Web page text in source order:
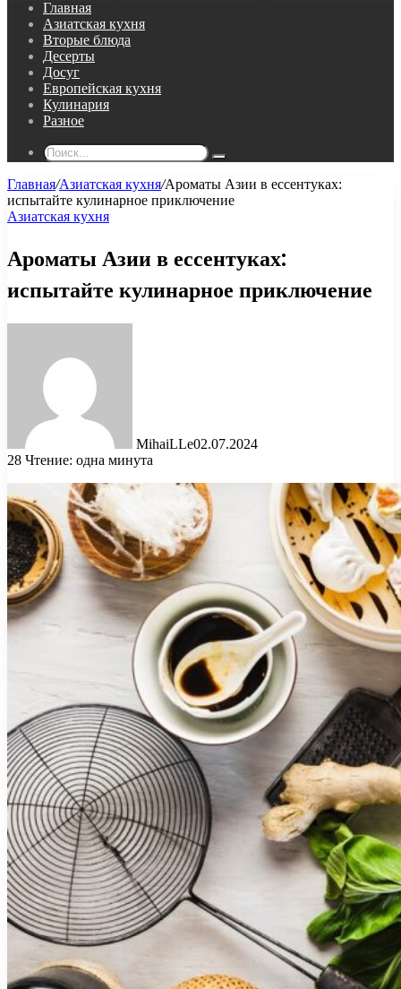
Главная
Азиатская кухня
Вторые блюда
Десерты
Досуг
Европейская кухня
Кулинария
Разное
Поиск...
Главная/Азиатская кухня/Ароматы Азии в ессентуках:
испытайте кулинарное приключение
Азиатская кухня
Ароматы Азии в ессентуках:
испытайте кулинарное приключение
MihaiLLe02.07.2024
28 Чтение: одна минута